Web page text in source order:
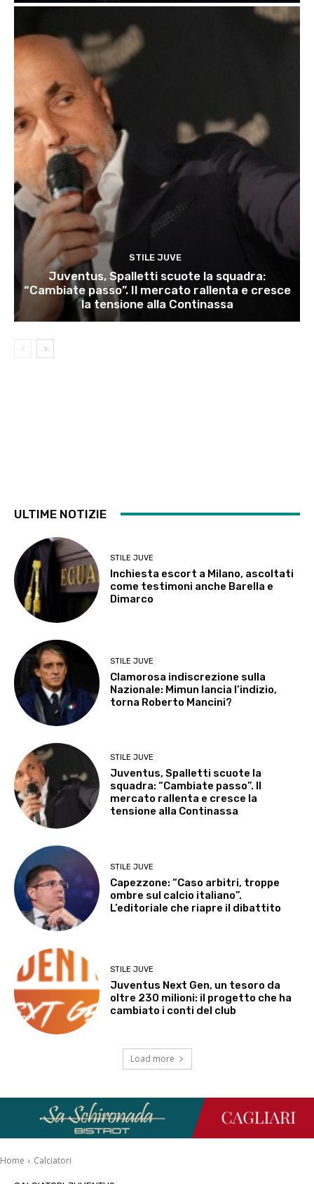
STILE JUVE
Juventus, Spalletti scuote la squadra:
“Cambiate passo”. Il mercato rallenta e cresce
la tensione alla Continassa
ULTIME NOTIZIE
STILE JUVE
Inchiesta escort a Milano, ascoltati
come testimoni anche Barella e
Dimarco
STILE JUVE
Clamorosa indiscrezione sulla
Nazionale: Mimun lancia l’indizio,
torna Roberto Mancini?
STILE JUVE
Juventus, Spalletti scuote la
squadra: “Cambiate passo”. Il
mercato rallenta e cresce la
tensione alla Continassa
STILE JUVE
Capezzone: “Caso arbitri, troppe
ombre sul calcio italiano”.
L’editoriale che riapre il dibattito
STILE JUVE
Juventus Next Gen, un tesoro da
oltre 230 milioni: il progetto che ha
cambiato i conti del club
Load more